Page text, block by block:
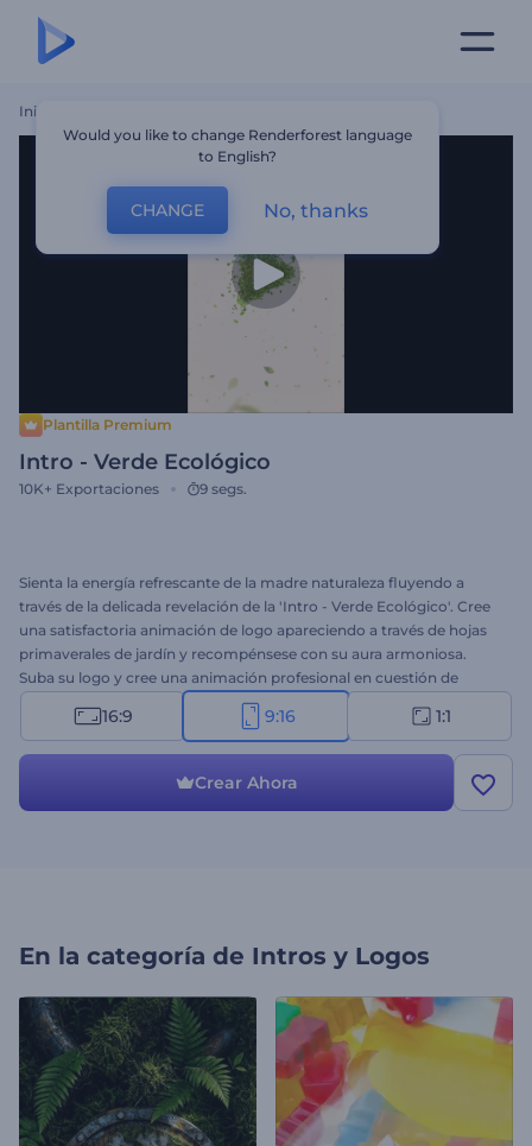
Inicio
Plantilla Premium
Intro - Verde Ecológico
10K+ Exportaciones 9 segs.
Sienta la energía refrescante de la madre naturaleza fluyendo a
través de la delicada revelación de la 'Intro - Verde Ecológico'. Cree
una satisfactoria animación de logo apareciendo a través de hojas
primaverales de jardín y recompénsese con su aura armoniosa.
Suba su logo y cree una animación profesional en cuestión de
minutos. Una gran opción para abrir presentaciones, intros de
canales de YouTube, promociones de empresas y mucho más.
16:9 9:16 1:1
Crear Ahora
En la categoría de Intros y Logos
Would you like to change Renderforest language
to English?
CHANGE No, thanks